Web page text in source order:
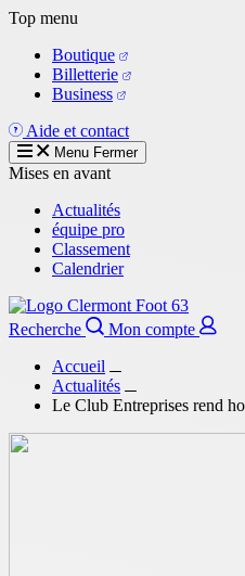
Aller
contenu
principal
Top menu
Boutique
Billetterie
Business
Aide et contact
Menu Fermer
Mises en avant
Actualités
équipe pro
Classement
Calendrier
Recherche
Mon compte
Accueil
Actualités
Le Club Entreprises rend